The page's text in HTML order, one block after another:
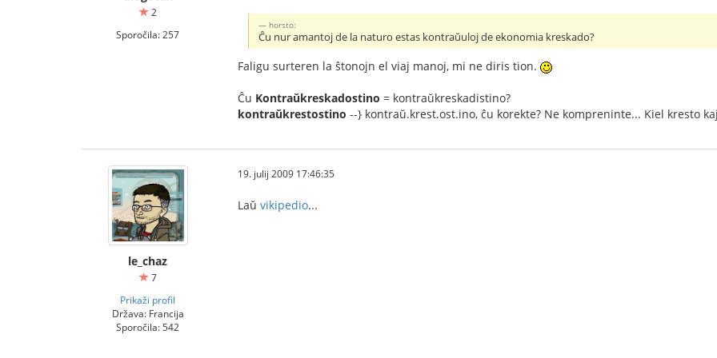
2
Sporočila: 257
horsto:
Ĉu nur amantoj de la naturo estas kontraŭuloj de ekonomia kreskado?
Faligu surteren la ŝtonojn el viaj manoj, mi ne diris tion.
Ĉu Kontraŭkreskadostino = kontraŭkreskadistino?
kontraŭkrestostino --} kontraŭ.krest.ost.ino, ĉu korekte? Ne kompreninte... Kiel kresto
le_chaz
7
Prikaži profil
Država: Francija
Sporočila: 542
19. julij 2009 17:46:35
Laŭ vikipedio...